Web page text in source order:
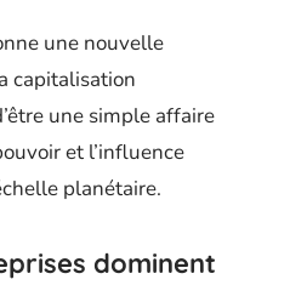
une nouvelle
capitalisation
une simple affaire
et l’influence
planétaire.
dominent